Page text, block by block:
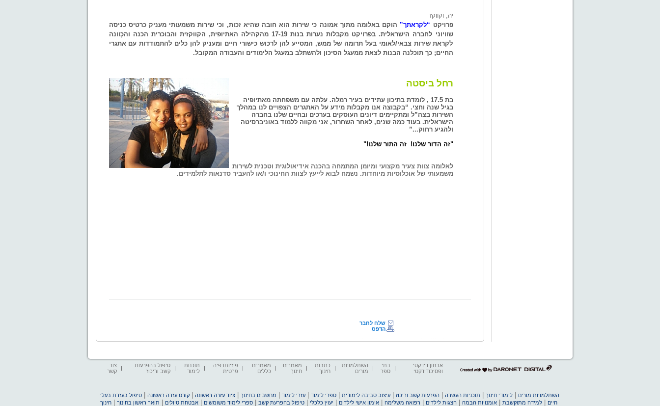
יה, וקווקז
פרויקט “לקראתך” הוקם באלומה מתוך אמונה כי שירות הוא חובה שהיא זכות, וכי שירות משמעותי מעניק כרטיס כניסה
שוויוני לחברה הישראלית. בפרויקט מקבלות נערות בנות 17-19 מהקהילה האתיופית, הקווקזית והבוכרית הכנה והכְוונה
לקראת שירות צבאי/לאומי בעל תרומה של ממש, המסייע להן לרכוש כישורי חיים ומעניק להן כלים להתמודדות עם אתגרי
החיים; כך תוכלנה הבנות לצאת ממעגל הסיכון ולהשתלב במעגל הלימודים והעבודה המקובל.
רחל ביסטה
בת 17.5 , לומדת בתיכון עתידים בעיר רמלה. עלתה עם משפחתה מאתיופיה
בגיל שנה וחצי. “בקבוצה אנו מקבלות מידע על האתגרים הצפויים לנו במהלך
השירות בצה”ל ומתקיימים דיונים העוסקים בערכים ובחיים שלנו בחברה
הישראלית. בעוד כמה שנים, לאחר השחרור, אני מקווה ללמוד באוניברסיטה
ולהגיע רחוק...”
"זה הדור שלנו! זה התור שלנו!"
לאלומה צוות צעיר מקצועי ומיומן המתמחה בהכנה אידיאולוגית וטכנית לשירות
משמעותי של אוכלוסיות מיוחדות. נשמח לבוא לייעץ לצוות החינוכי ו/או להעביר סדנאות לתלמידים.
שלח לחבר
הדפס
דרונט
אתרים,
בניית
אבחון דידקטי
ופסיכודידקטי
בתי
ספר
השתלמויות
מורים
כתבות
חינוך
מאמרים
חינוך
מאמרים
כללים
פיזיותרפיה
פרטית
תוכנות
לימוד
טיפול בהפרעות
קשב וריכוז
צור
קשר
השתלמויות מורים |לימודי חינוך תוכניות העשרה הפרעות קשב וריכוז |עיצוב סביבה לימודית |ספרי לימוד |עזרי לימוד מחשבים בחינוך |ציוד עזרה ראשונה |קורס עזרה ראשונה |טיפול בעזרת בעלי
חיים
|למידה מתוקשבת |אומנויות הבמה הצגות לילדים רפואה משלימה |אימון אישי לילדים יעוץ כלכלי |טיפול בהפרעת קשב |ספרי לימוד משומשים |אבטחת טיולים תואר ראשון בחינוך |חינוך